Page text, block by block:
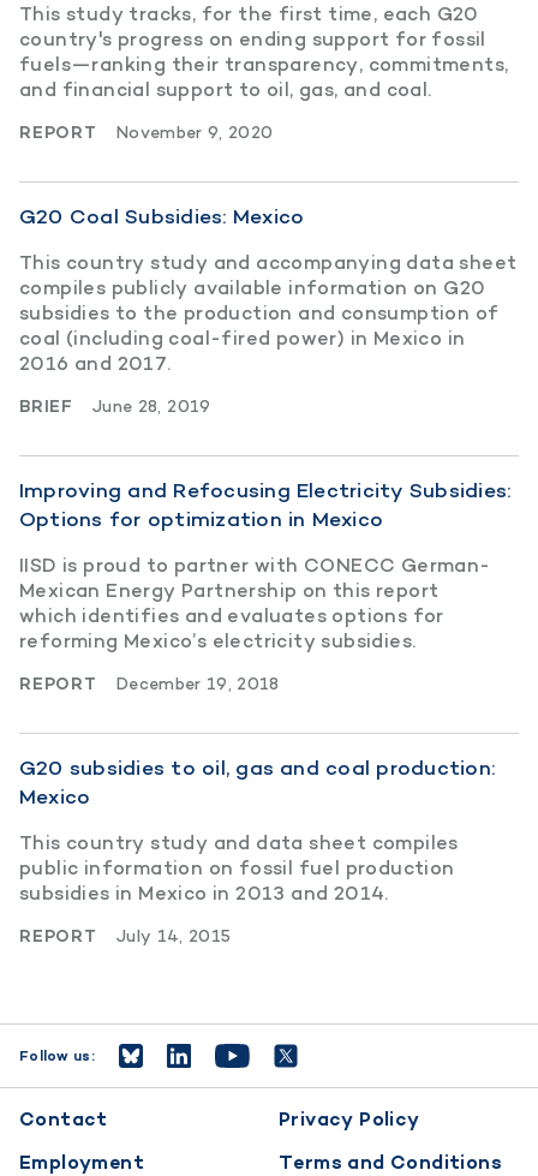
This study tracks, for the first time, each G20
country's progress on ending support for fossil
fuels—ranking their transparency, commitments,
and financial support to oil, gas, and coal.
REPORT November 9, 2020
G20 Coal Subsidies: Mexico
This country study and accompanying data sheet
compiles publicly available information on G20
subsidies to the production and consumption of
coal (including coal-fired power) in Mexico in
2016 and 2017.
BRIEF June 28, 2019
Improving and Refocusing Electricity Subsidies:
Options for optimization in Mexico
IISD is proud to partner with CONECC German-
Mexican Energy Partnership on this report
which identifies and evaluates options for
reforming Mexico’s electricity subsidies.
REPORT December 19, 2018
G20 subsidies to oil, gas and coal production:
Mexico
This country study and data sheet compiles
public information on fossil fuel production
subsidies in Mexico in 2013 and 2014.
REPORT July 14, 2015
Follow us:
Footer
menu
Contact
Employment
Privacy Policy
Terms and Conditions